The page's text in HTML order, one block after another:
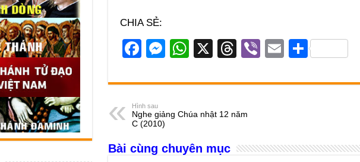
CHIA SẺ:
F
c
e
b
o
M
ss
n
g
W
at
A
p
X
T
e
d
s
Vi
er
E
ail
S
ar
Hình sau
Nghe giảng Chúa nhật 12 năm
C (2010)
Bài cùng chuyên mục